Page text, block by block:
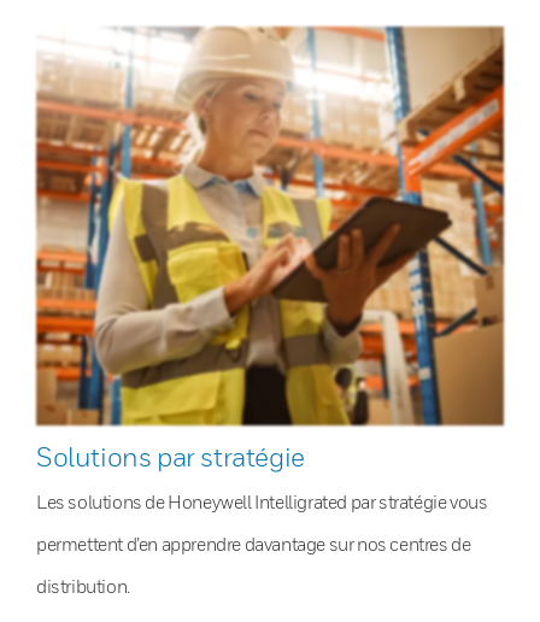
Solutions par stratégie
Les solutions de Honeywell Intelligrated par stratégie vous
permettent d’en apprendre davantage sur nos centres de
distribution.